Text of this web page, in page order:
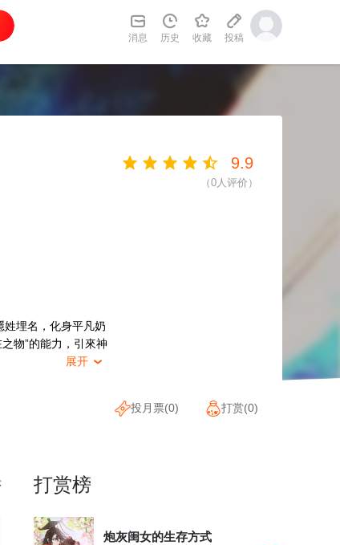
消息 历史 收藏 投稿
姓埋名，化身平凡奶
物”的能力，引來神
展开 
9.9
（0人评价）
投月票(0) 打赏(0)
打赏榜
炮灰闺女的生存方式